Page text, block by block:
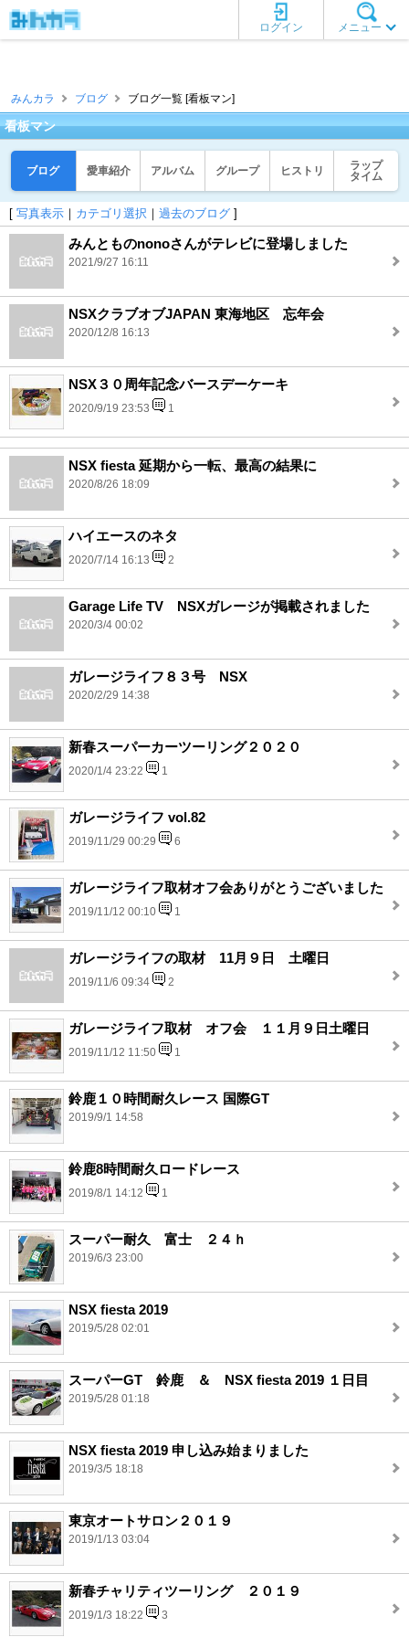
メニュー
ログイン
みんカラ ブログ ブログ一覧 [看板マン]
看板マン
ブログ 愛車紹介 アルバム グループ ヒストリ
ラップ
タイム
[ 写真表示 ｜ カテゴリ選択 ｜ 過去のブログ ]
みんとものnonoさんがテレビに登場しました
2021/9/27 16:11
NSXクラブオブJAPAN 東海地区 忘年会
2020/12/8 16:13
NSX３０周年記念バースデーケーキ
2020/9/19 23:53 1
NSX fiesta 延期から一転、最高の結果に
2020/8/26 18:09
ハイエースのネタ
2020/7/14 16:13 2
Garage Life TV NSXガレージが掲載されました
2020/3/4 00:02
ガレージライフ８３号 NSX
2020/2/29 14:38
新春スーパーカーツーリング２０２０
2020/1/4 23:22 1
ガレージライフ vol.82
2019/11/29 00:29 6
ガレージライフ取材オフ会ありがとうございました
2019/11/12 00:10 1
ガレージライフの取材 11月９日 土曜日
2019/11/6 09:34 2
ガレージライフ取材 オフ会 １１月９日土曜日
2019/11/12 11:50 1
鈴鹿１０時間耐久レース 国際GT
2019/9/1 14:58
鈴鹿8時間耐久ロードレース
2019/8/1 14:12 1
スーパー耐久 富士 ２４ｈ
2019/6/3 23:00
NSX fiesta 2019
2019/5/28 02:01
スーパーGT 鈴鹿 ＆ NSX fiesta 2019 １日目
2019/5/28 01:18
NSX fiesta 2019 申し込み始まりました
2019/3/5 18:18
東京オートサロン２０１９
2019/1/13 03:04
新春チャリティツーリング ２０１９
2019/1/3 18:22 3